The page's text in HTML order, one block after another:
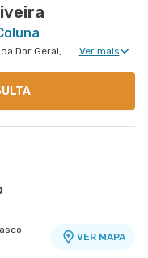
Ortopedia Geral, Cirurgia de Coluna, Clínica da Dor Geral, Cirurgia Pediátrica de Coluna Ver mais
-
VER MAPA